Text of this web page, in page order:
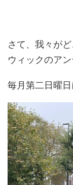
さて、我々が
ウィックのア
毎月第二日曜日